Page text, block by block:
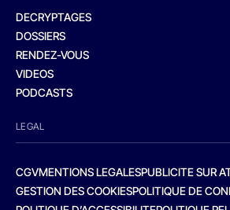
DECRYPTAGES
DOSSIERS
RENDEZ-VOUS
VIDEOS
PODCASTS
LEGAL
CGVMENTIONS LEGALESPUBLICITE SUR
GESTION DES COOKIESPOLITIQUE DE